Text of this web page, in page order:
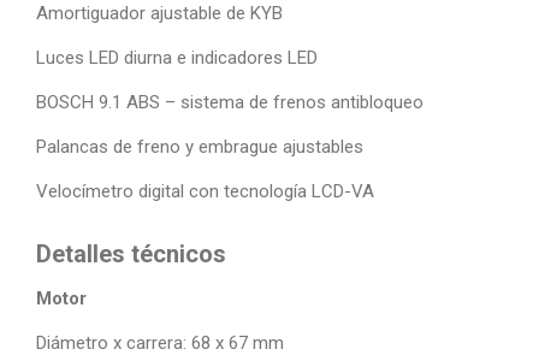
Amortiguador ajustable de KYB
Luces LED diurna e indicadores LED
BOSCH 9.1 ABS – sistema de frenos antibloqueo
Palancas de freno y embrague ajustables
Velocímetro digital con tecnología LCD-VA
Detalles técnicos
Motor
Diámetro x carrera: 68 x 67 mm